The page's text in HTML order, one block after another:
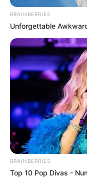
BRAINBERRIES
Unforgettable
BRAINBERRIES
Top 10 Pop Divas -